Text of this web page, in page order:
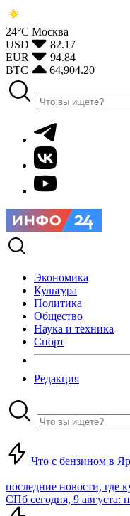
24°С Москва
USD
82.17
EUR
94.84
BTC
64,904.20
Экономика
Культура
Политика
Общество
Наука и техника
Спорт
Редакция
Что с бензином в
последние новости, где
СПб сегодня, 9 августа: